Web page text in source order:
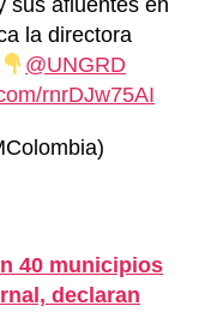
sus afluentes en
la directora
@UNGRD
rnrDJw75AI
40 municipios
declaran